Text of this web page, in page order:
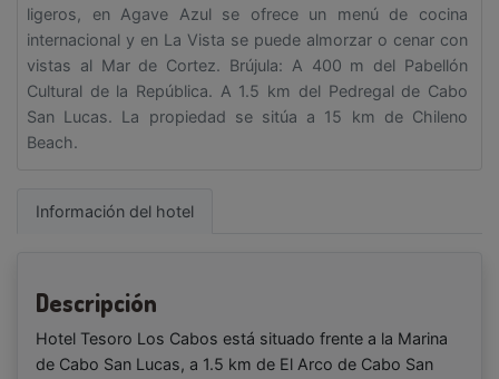
ligeros, en Agave Azul se ofrece un menú de cocina
internacional y en La Vista se puede almorzar o cenar con
vistas al Mar de Cortez. Brújula: A 400 m del Pabellón
Cultural de la República. A 1.5 km del Pedregal de Cabo
San Lucas. La propiedad se sitúa a 15 km de Chileno
Beach.
Información del hotel
Descripción
Hotel Tesoro Los Cabos está situado frente a la Marina
de Cabo San Lucas, a 1.5 km de El Arco de Cabo San